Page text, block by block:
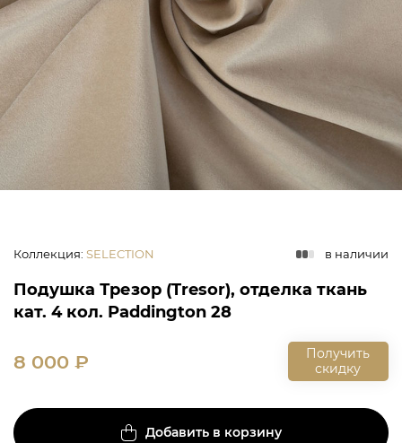
Коллекция: SELECTION в наличии
Подушка Трезор (Tresor), отделка ткань
кат. 4 кол. Paddington 28
8 000 ₽
Получить
скидку
Добавить в корзину